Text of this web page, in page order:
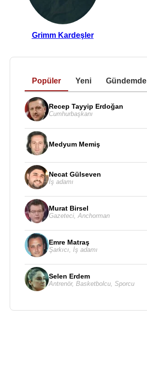
Grimm Kardeşler
Popüler Yeni Gündemde
Recep Tayyip Erdoğan
Cumhurbaşkanı
Medyum Memiş
Necat Gülseven
İş adamı
Murat Birsel
Gazeteci,Anchorman
Emre Matraş
Şarkıcı, İş adamı
Selen Erdem
Antrenör, Basketbolcu, Sporcu